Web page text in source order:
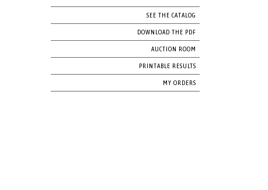
SEE THE CATALOG
DOWNLOAD THE PDF
AUCTION ROOM
PRINTABLE RESULTS
MY ORDERS